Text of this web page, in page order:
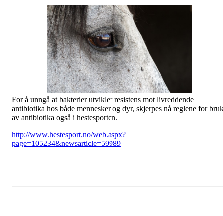
For å unngå at bakterier utvikler resistens mot livreddende
antibiotika hos både mennesker og dyr, skjerpes nå reglene for bruk
av antibiotika også i hestesporten.
http://www.hestesport.no/web.aspx?
page=105234&newsarticle=59989